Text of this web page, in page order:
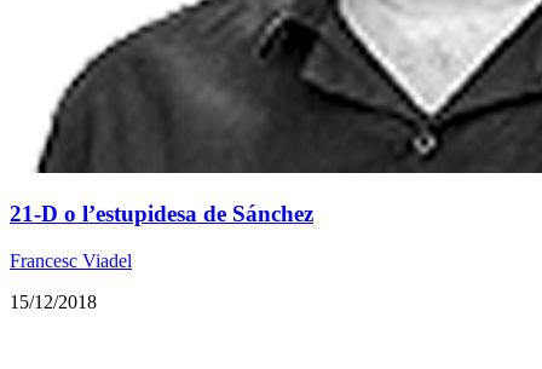
21-D o l’estupidesa de Sánchez
Francesc Viadel
15/12/2018